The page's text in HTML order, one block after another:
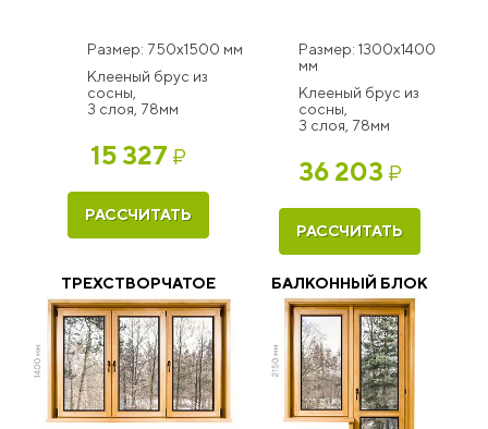
Размер: 750x1500 мм
Клееный брус из
сосны,
3 слоя, 78мм
15 327 ₽
РАССЧИТАТЬ
Размер: 1300x1400
мм
Клееный брус из
сосны,
3 слоя, 78мм
36 203 ₽
РАССЧИТАТЬ
ТРЕХСТВОРЧАТОЕ БАЛКОННЫЙ БЛОК